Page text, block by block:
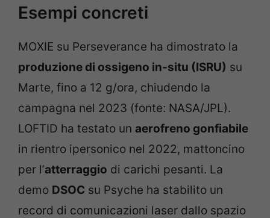
Esempi concreti
MOXIE su Perseverance ha dimostrato la
produzione di ossigeno in-situ (ISRU) su
Marte, fino a 12 g/ora, chiudendo la
campagna nel 2023 (fonte: NASA/JPL).
LOFTID ha testato un aerofreno gonfiabile
in rientro ipersonico nel 2022, mattoncino
per l’atterraggio di carichi pesanti. La
demo DSOC su Psyche ha stabilito un
record di comunicazioni laser dallo spazio